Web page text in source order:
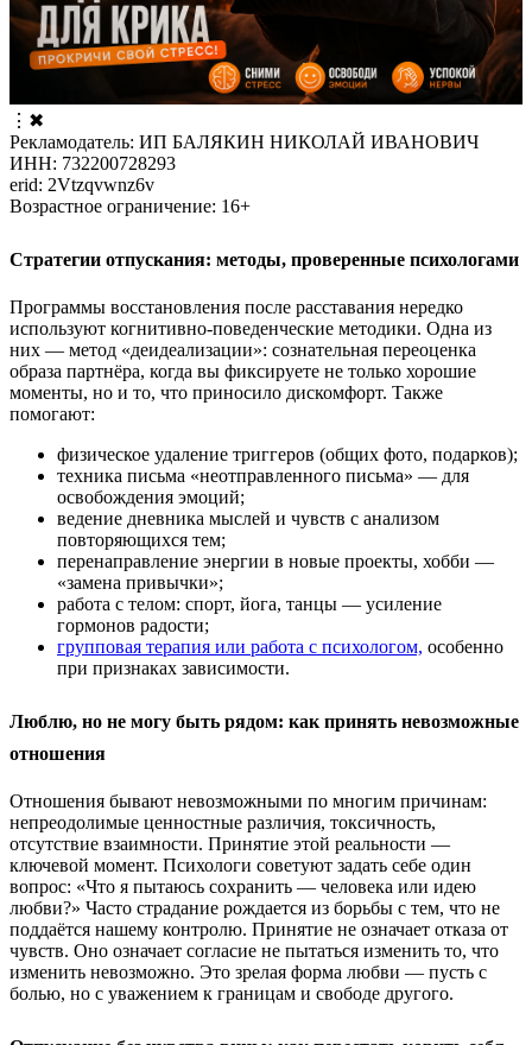
⋮ ✖
Рекламодатель: ИП БАЛЯКИН НИКОЛАЙ ИВАНОВИЧ
ИНН: 732200728293
erid: 2Vtzqvwnz6v
Возрастное ограничение: 16+
Стратегии отпускания: методы, проверенные психологами
Программы восстановления после расставания нередко
используют когнитивно-поведенческие методики. Одна из
них — метод «деидеализации»: сознательная переоценка
образа партнёра, когда вы фиксируете не только хорошие
моменты, но и то, что приносило дискомфорт. Также
помогают:
физическое удаление триггеров (общих фото, подарков);
техника письма «неотправленного письма» — для
освобождения эмоций;
ведение дневника мыслей и чувств с анализом
повторяющихся тем;
перенаправление энергии в новые проекты, хобби —
«замена привычки»;
работа с телом: спорт, йога, танцы — усиление
гормонов радости;
групповая терапия или работа с психологом, особенно
при признаках зависимости.
Люблю, но не могу быть рядом: как принять невозможные
отношения
Отношения бывают невозможными по многим причинам:
непреодолимые ценностные различия, токсичность,
отсутствие взаимности. Принятие этой реальности —
ключевой момент. Психологи советуют задать себе один
вопрос: «Что я пытаюсь сохранить — человека или идею
любви?» Часто страдание рождается из борьбы с тем, что не
поддаётся нашему контролю. Принятие не означает отказа от
чувств. Оно означает согласие не пытаться изменить то, что
изменить невозможно. Это зрелая форма любви — пусть с
болью, но с уважением к границам и свободе другого.